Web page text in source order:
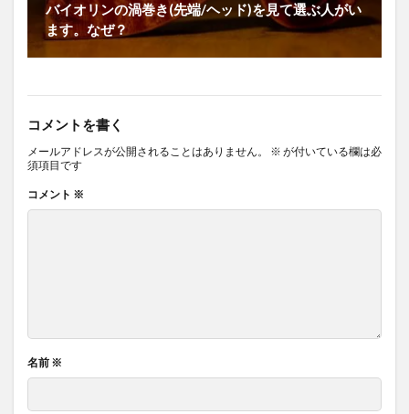
バイオリンの渦巻き(先端/ヘッド)を見て選ぶ人がい
ます。なぜ？
コメントを書く
メールアドレスが公開されることはありません。 ※ が付いている欄は必
須項目です
コメント ※
名前 ※